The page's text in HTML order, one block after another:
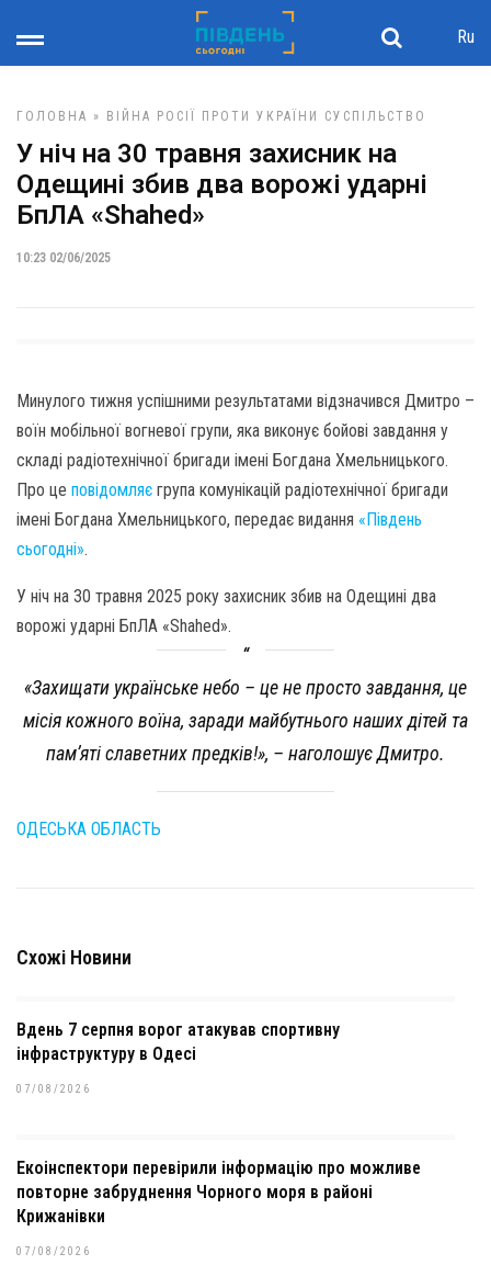
Ru
ГОЛОВНА » ВІЙНА РОСІЇ ПРОТИ УКРАЇНИ СУСПІЛЬСТВО
У ніч на 30 травня захисник на
Одещині збив два ворожі ударні
БпЛА «Shahed»
10:23 02/06/2025
Минулого тижня успішними результатами відзначився Дмитро –
воїн мобільної вогневої групи, яка виконує бойові завдання у
складі радіотехнічної бригади імені Богдана Хмельницького.
Про це повідомляє група комунікацій радіотехнічної бригади
імені Богдана Хмельницького, передає видання «Південь
сьогодні».
У ніч на 30 травня 2025 року захисник збив на Одещині два
ворожі ударні БпЛА «Shahed».
«Захищати українське небо – це не просто завдання, це
місія кожного воїна, заради майбутнього наших дітей та
пам’яті славетних предків!», – наголошує Дмитро.
ОДЕСЬКА ОБЛАСТЬ
Схожі Новини
Вдень 7 серпня ворог атакував спортивну
інфраструктуру в Одесі
07/08/2026
Екоінспектори перевірили інформацію про можливе
повторне забруднення Чорного моря в районі
Крижанівки
07/08/2026